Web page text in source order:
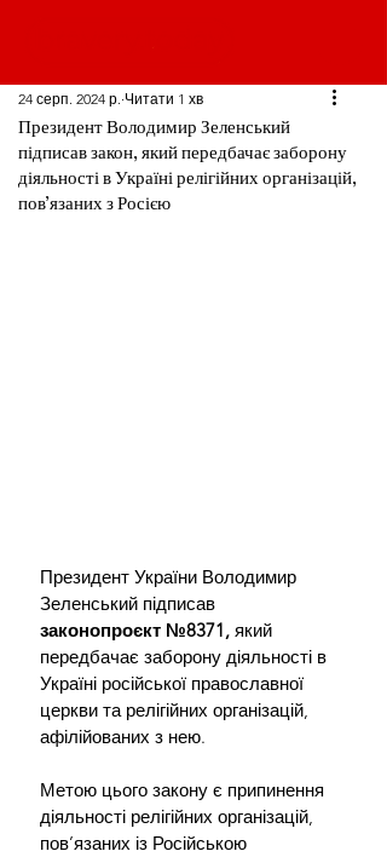
Президент Володимир Зеленський
підписав закон, який передбачає заборону
діяльності в Україні релігійних організацій,
пов’язаних з Росією
24 серп. 2024 р. Читати 1 хв
Президент України Володимир
Зеленський підписав
законопроєкт №8371, який
передбачає заборону діяльності в
Україні російської православної
церкви та релігійних організацій,
афілійованих з нею.
Метою цього закону є припинення
діяльності релігійних організацій,
пов’язаних із Російською